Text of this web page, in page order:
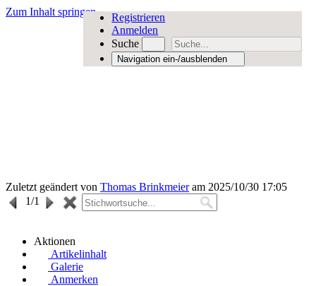
Zum Inhalt springen
Registrieren
Anmelden
Suche
Navigation ein-/ausblenden
Zuletzt geändert von Thomas Brinkmeieram 2025/10/30 17:05
1/1
Aktionen
Artikelinhalt
Galerie
Anmerken